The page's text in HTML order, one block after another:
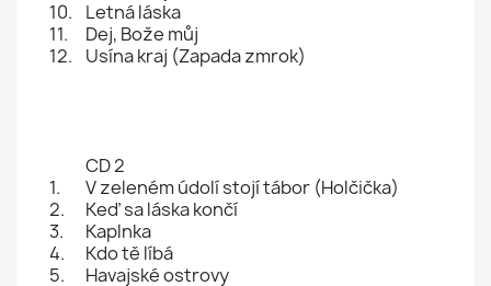
10.
Letná láska
11.
Dej, Bože můj
12.
Usína kraj (Zapada zmrok)
CD 2
1.
V zeleném údolí stojí tábor (Holčička)
2.
Keď sa láska končí
3.
Kaplnka
4.
Kdo tě líbá
5.
Havajské ostrovy